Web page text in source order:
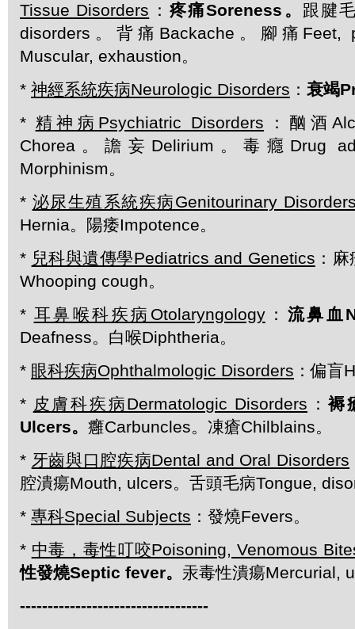
Tissue Disorders ： 疼痛Soreness。 跟腱
disorders。背痛Backache。腳痛
Muscular, exhaustion。
* 神經系統疾病Neurologic Disorders ： 衰竭
* 精神病Psychiatric Disorders ：酗酒
Chorea。譫妄Delirium。毒癮Drug
Morphinism。
* 泌尿生殖系統疾病Genitourinary
Hernia。陽痿Impotence。
* 兒科與遺傳學Pediatrics and Genetics ：
Whooping cough。
* 耳鼻喉科疾病Otolaryngology： 流鼻血
Deafness。白喉Diphtheria。
* 眼科疾病Ophthalmologic Disorders ：偏盲
* 皮膚科疾病Dermatologic Disorders ：褥
Ulcers。 癰Carbuncles。凍瘡Chilblains。
* 牙齒與口腔疾病Dental and Oral Disorders
腔潰瘍Mouth, ulcers。舌頭毛病Tongue,
* 專科Special Subjects ：發燒Fevers。
* 中毒，毒性叮咬Poisoning, Venomous
性發燒Septic fever。 汞毒性潰瘍Mercurial,
----------------------------------